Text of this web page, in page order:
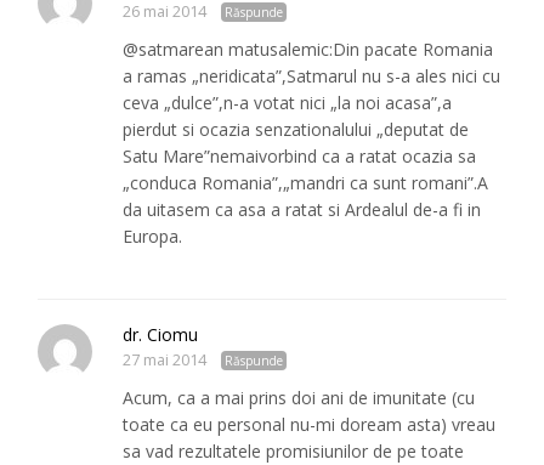
26 mai 2014 Răspunde
@satmarean matusalemic:Din pacate Romania
a ramas „neridicata”,Satmarul nu s-a ales nici cu
ceva „dulce”,n-a votat nici „la noi acasa”,a
pierdut si ocazia senzationalului „deputat de
Satu Mare”nemaivorbind ca a ratat ocazia sa
„conduca Romania”,„mandri ca sunt romani”.A
da uitasem ca asa a ratat si Ardealul de-a fi in
Europa.
dr. Ciomu
27 mai 2014 Răspunde
Acum, ca a mai prins doi ani de imunitate (cu
toate ca eu personal nu-mi doream asta) vreau
sa vad rezultatele promisiunilor de pe toate